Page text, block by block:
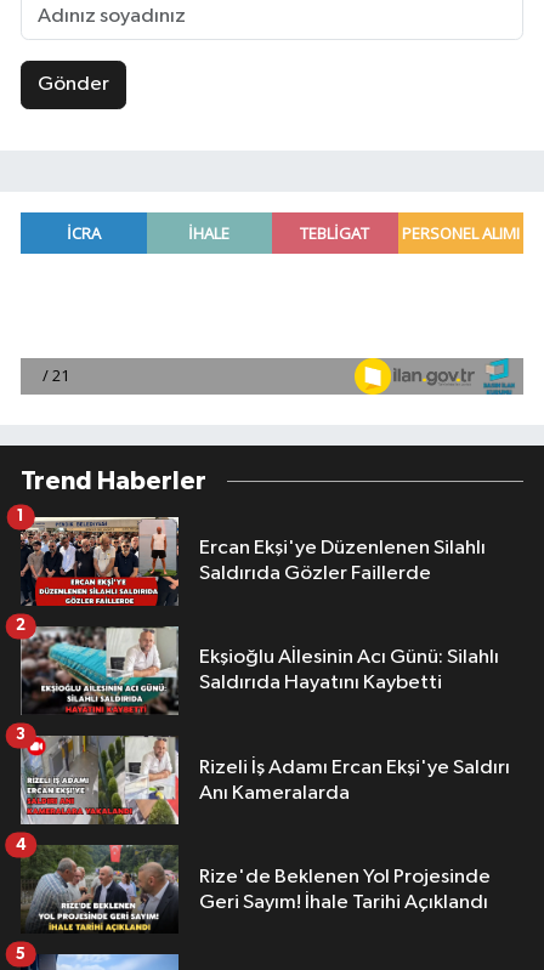
Gönder
Trend Haberler
Ercan Ekşi'ye Düzenlenen Silahlı
Saldırıda Gözler Faillerde
1
Ekşioğlu Aİlesinin Acı Günü: Silahlı
Saldırıda Hayatını Kaybetti
2
Rizeli İş Adamı Ercan Ekşi'ye Saldırı
Anı Kameralarda
3
Rize'de Beklenen Yol Projesinde
Geri Sayım! İhale Tarihi Açıklandı
4
5